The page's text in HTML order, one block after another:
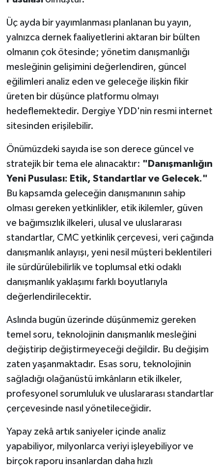
Üç ayda bir yayımlanması planlanan bu yayın,
yalnızca dernek faaliyetlerini aktaran bir bülten
olmanın çok ötesinde; yönetim danışmanlığı
mesleğinin gelişimini değerlendiren, güncel
eğilimleri analiz eden ve geleceğe ilişkin fikir
üreten bir düşünce platformu olmayı
hedeflemektedir. Dergiye YDD'nin resmi internet
sitesinden erişilebilir.
Önümüzdeki sayıda ise son derece güncel ve
stratejik bir tema ele alınacaktır: "Danışmanlığın
Yeni Pusulası: Etik, Standartlar ve Gelecek."
Bu kapsamda geleceğin danışmanının sahip
olması gereken yetkinlikler, etik ikilemler, güven
ve bağımsızlık ilkeleri, ulusal ve uluslararası
standartlar, CMC yetkinlik çerçevesi, veri çağında
danışmanlık anlayışı, yeni nesil müşteri beklentileri
ile sürdürülebilirlik ve toplumsal etki odaklı
danışmanlık yaklaşımı farklı boyutlarıyla
değerlendirilecektir.
Aslında bugün üzerinde düşünmemiz gereken
temel soru, teknolojinin danışmanlık mesleğini
değiştirip değiştirmeyeceği değildir. Bu değişim
zaten yaşanmaktadır. Esas soru, teknolojinin
sağladığı olağanüstü imkânların etik ilkeler,
profesyonel sorumluluk ve uluslararası standartlar
çerçevesinde nasıl yönetileceğidir.
Yapay zekâ artık saniyeler içinde analiz
yapabiliyor, milyonlarca veriyi işleyebiliyor ve
birçok raporu insanlardan daha hızlı